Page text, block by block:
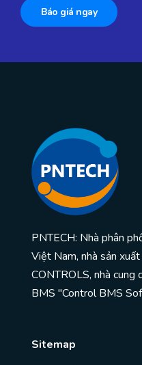
Báo giá ngay
PNTECH: Nhà phân
Việt Nam, nhà sản
CONTROLS, nhà cung
BMS "Control BMS
Sitemap